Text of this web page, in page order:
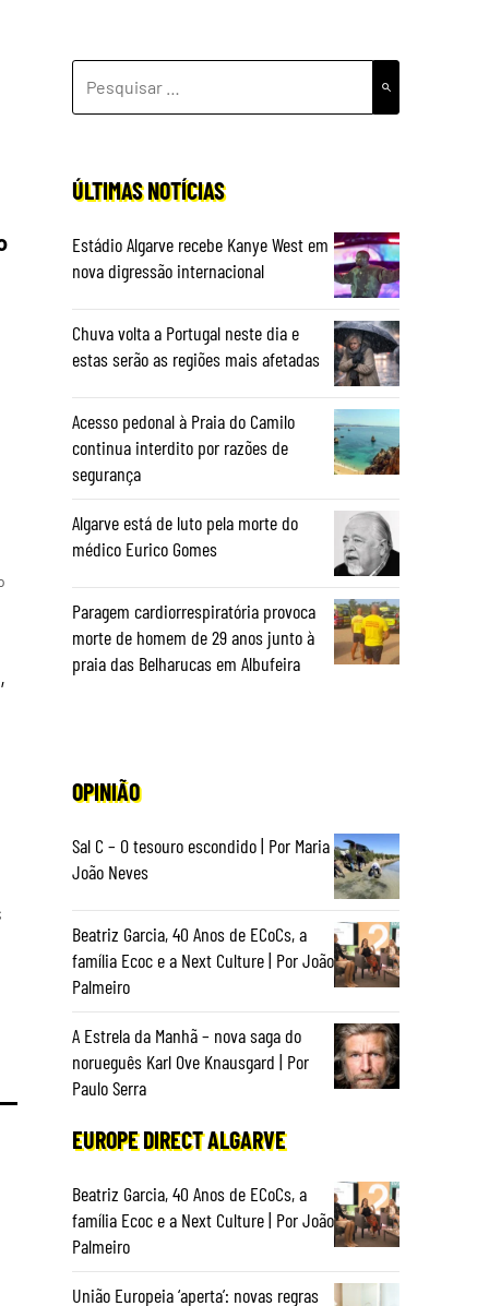
POR:
ÚLTIMAS NOTÍCIAS
Estádio Algarve recebe Kanye West em
nova digressão internacional
Chuva volta a Portugal neste dia e
estas serão as regiões mais afetadas
Acesso pedonal à Praia do Camilo
continua interdito por razões de
segurança
Algarve está de luto pela morte do
médico Eurico Gomes
Paragem cardiorrespiratória provoca
morte de homem de 29 anos junto à
praia das Belharucas em Albufeira
OPINIÃO
Sal C – O tesouro escondido | Por Maria
João Neves
Beatriz Garcia, 40 Anos de ECoCs, a
família Ecoc e a Next Culture | Por João
Palmeiro
A Estrela da Manhã – nova saga do
norueguês Karl Ove Knausgard | Por
Paulo Serra
EUROPE DIRECT ALGARVE
Beatriz Garcia, 40 Anos de ECoCs, a
família Ecoc e a Next Culture | Por João
Palmeiro
União Europeia ‘aperta’: novas regras